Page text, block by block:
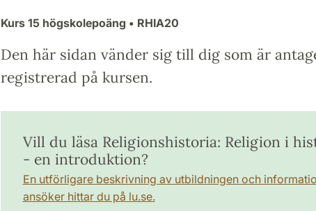
Kurs 15 högskolepoäng • RHIA20
Den här sidan vänder sig till dig som är
registrerad på kursen.
Vill du läsa Religionshistoria: Religion i
- en introduktion?
En utförligare beskrivning av utbildningen och
ansöker hittar du på lu.se.